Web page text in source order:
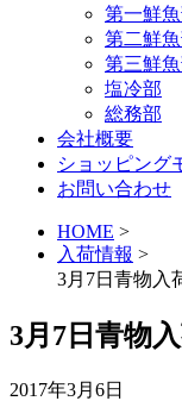
第一鮮
第二鮮
第三鮮
塩冷部
総務部
会社概要
ショッピング
お問い合わせ
HOME >
入荷情報 >
3月7日青物入
3月7日青物
2017年3月6日